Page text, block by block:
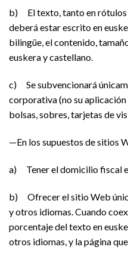
b) El texto, tanto en rótulos
deberá estar escrito en
bilingüe, el contenido,
euskera y castellano.
c) Se subvencionará
corporativa (no su
bolsas, sobres, tarjetas de
—En los supuestos de sitios
a) Tener el domicilio fiscal
b) Ofrecer el sitio Web
y otros idiomas. Cuando
porcentaje del texto en
otros idiomas, y la página